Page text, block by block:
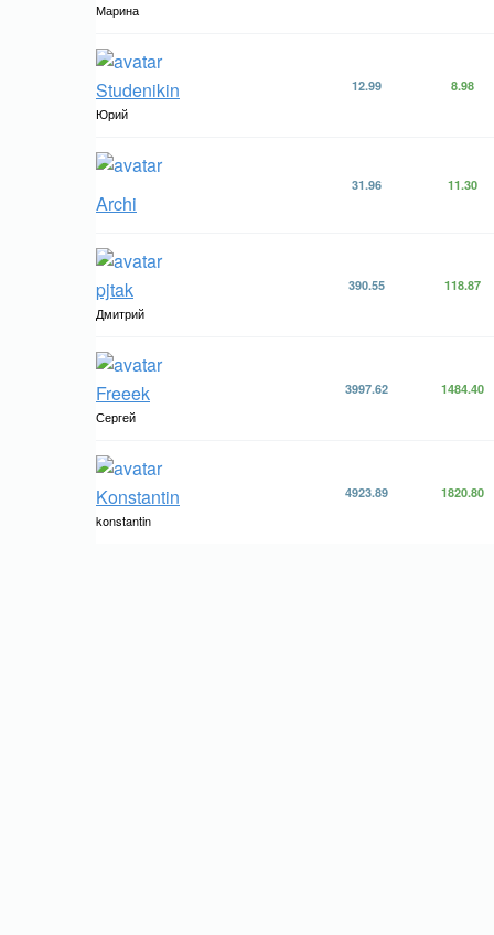
Марина
Studenikin
Юрий
12.99 8.98
Archi
31.96 11.30
pjtak
Дмитрий
390.55 118.87
Freeek
Сергей
3997.62 1484.40
Konstantin
konstantin
4923.89 1820.80